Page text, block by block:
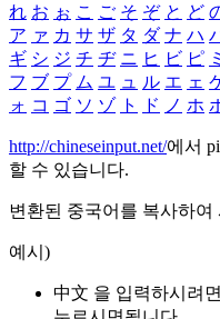
れ お ぉ こ ご そ ぞ と ど
ア ァ カ サ ザ タ ダ ナ ハ
ギ シ ジ チ ヂ ニ ヒ ビ ピ ミ
フ ブ プ ム ユ ュ ル エ ェ
ォ コ ゴ ソ ゾ ト ド ノ ホ
http://chineseinput.net/에서
할 수 있습니다.
변환된 중국어를 복사하여
예시)
中文 을 입력하시려면